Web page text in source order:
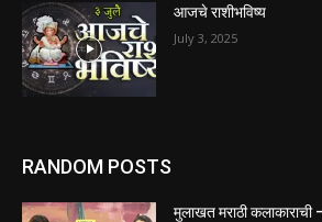
आजचे राशीभविष्य
July 3, 2025
RANDOM POSTS
मुलाखत मराठी